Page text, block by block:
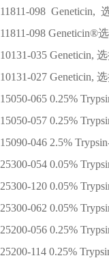
11811-098 Geneticin,
11811-098 Geneticin®
10131-035 Geneticin,
10131-027 Geneticin,
15050-065 0.25%
15050-057 0.25%
15090-046 2.5%
25300-054 0.05%
25300-120 0.05%
25300-062 0.05%
25200-056 0.25%
25200-114 0.25%